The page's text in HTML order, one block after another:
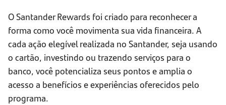
O Santander Rewards foi criado para reconhecer a
forma como você movimenta sua vida financeira. A
cada ação elegível realizada no Santander, seja usando
o cartão, investindo ou trazendo serviços para o
banco, você potencializa seus pontos e amplia o
acesso a benefícios e experiências oferecidos pelo
programa.